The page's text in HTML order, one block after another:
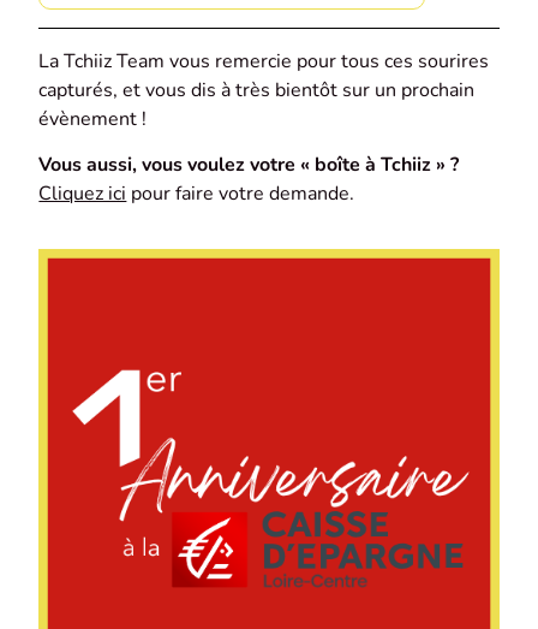
La Tchiiz Team vous remercie pour tous ces sourires
capturés, et vous dis à très bientôt sur un prochain
évènement !
Vous aussi, vous voulez votre « boîte à Tchiiz » ?
Cliquez ici pour faire votre demande.